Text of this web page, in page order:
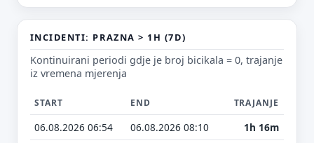
INCIDENTI: PRAZNA > 1H (7D)
Kontinuirani periodi gdje je broj bicikala = 0, trajanje
iz vremena mjerenja
START END TRAJANJE
06.08.2026 06:54 06.08.2026 08:10 1h 16m
Ne moraš upisati e-mail — prijedlog možeš poslati i anonimno.